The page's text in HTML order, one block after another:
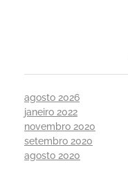
agosto 2026
janeiro 2022
novembro 2020
setembro 2020
agosto 2020